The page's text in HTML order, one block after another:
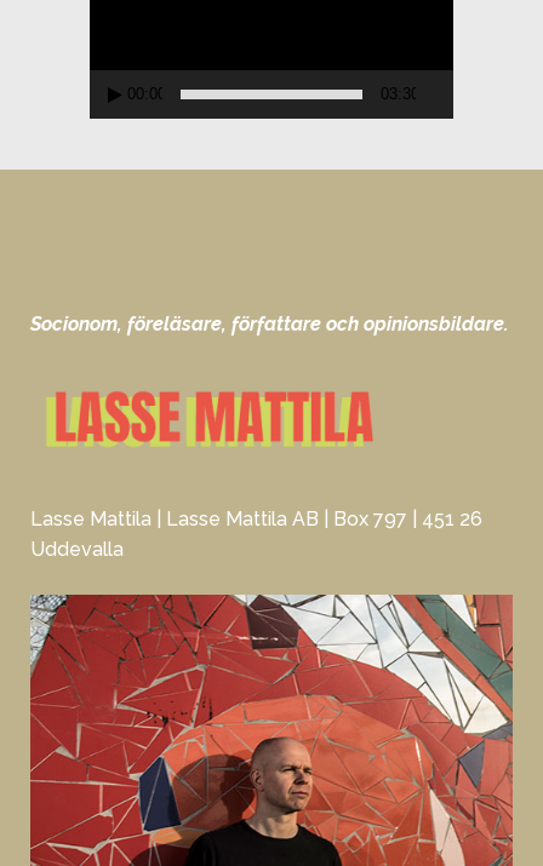
00:00 03:30
Socionom, föreläsare, författare och opinionsbildare.
Lasse Mattila | Lasse Mattila AB | Box 797 | 451 26
Uddevalla